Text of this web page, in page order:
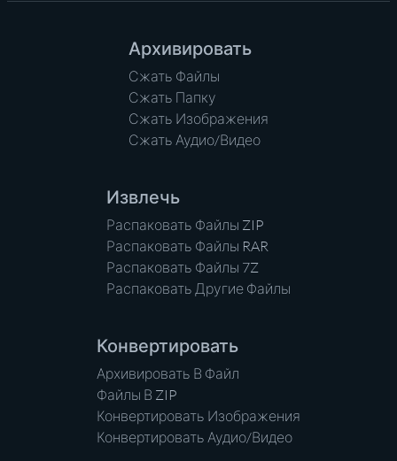
Архивировать
Сжать Файлы
Сжать Папку
Сжать Изображения
Сжать Аудио/Видео
Извлечь
Распаковать Файлы ZIP
Распаковать Файлы RAR
Распаковать Файлы 7Z
Распаковать Другие Файлы
Конвертировать
Архивировать В Файл
Файлы В ZIP
Конвертировать Изображения
Конвертировать Аудио/Видео